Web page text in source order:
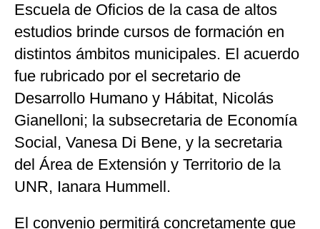
Escuela de Oficios de la casa de altos
estudios brinde cursos de formación en
distintos ámbitos municipales. El acuerdo
fue rubricado por el secretario de
Desarrollo Humano y Hábitat, Nicolás
Gianelloni; la subsecretaria de Economía
Social, Vanesa Di Bene, y la secretaria
del Área de Extensión y Territorio de la
UNR, Ianara Hummell.
El convenio permitirá concretamente que